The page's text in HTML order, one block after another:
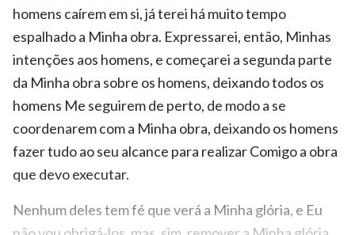
homens caírem em si, já terei há muito tempo
espalhado a Minha obra. Expressarei, então, Minhas
intenções aos homens, e começarei a segunda parte
da Minha obra sobre os homens, deixando todos os
homens Me seguirem de perto, de modo a se
coordenarem com a Minha obra, deixando os homens
fazer tudo ao seu alcance para realizar Comigo a obra
que devo executar.
Nenhum deles tem fé que verá a Minha glória, e Eu